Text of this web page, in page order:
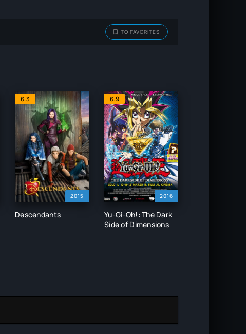
TO FAVORITES
2015
6.3
Descendants
2016
6.9
Yu-Gi-Oh!: The Dark
Side of Dimensions